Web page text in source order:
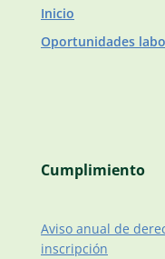
Inicio
Oportunidades
Cumplimiento
Aviso anual de
inscripción